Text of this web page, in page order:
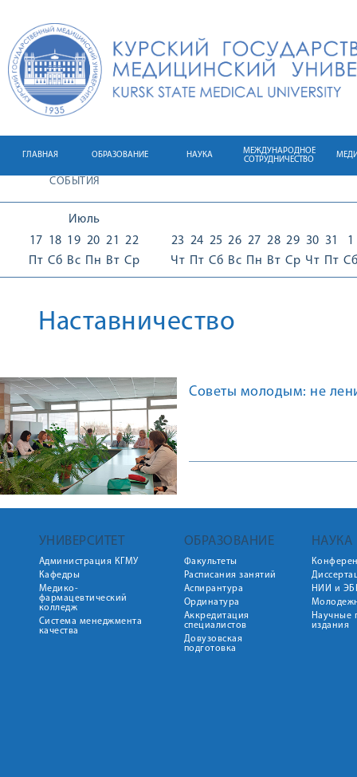
ГЛАВНАЯ ОБРАЗОВАНИЕ НАУКА
МЕЖДУНАРОДНОЕ
СОТРУДНИЧЕСТВО
СОБЫТИЯ
Июль
17
Пт
18
Сб
19
Вс
20
Пн
21
Вт
22
Ср
23
Чт
24
Пт
25
Сб
26
Вс
27
Пн
28
Вт
29
Ср
30
Чт
31
Пт
1
Сб
Наставничество
Советы молодым: не
УНИВЕРСИТЕТ
Администрация КГМУ
Кафедры
Медико-
фармацевтический
колледж
Система менеджмента
качества
ОБРАЗОВАНИЕ
Факультеты
Расписания занятий
Аспирантура
Ординатура
Аккредитация
специалистов
Довузовская
подготовка
НАУКА
НИИ и
Научные
издания